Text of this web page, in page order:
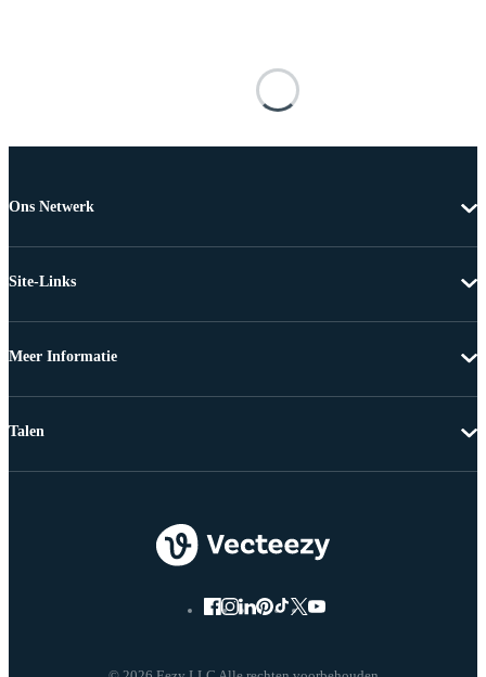
Ons Netwerk
Site-Links
Meer Informatie
Talen